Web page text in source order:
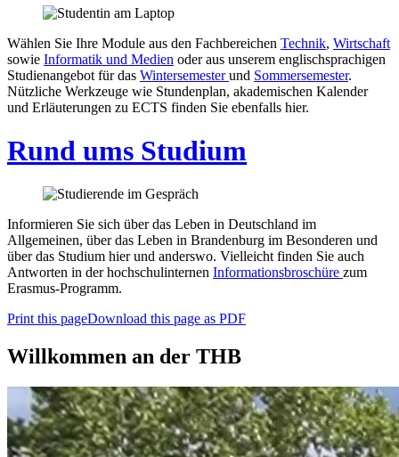
Wählen Sie Ihre Module aus den Fachbereichen Technik, Wirtschaft
sowie Informatik und Medien oder aus unserem englischsprachigen
Studienangebot für das Wintersemesterund Sommersemester.
Nützliche Werkzeuge wie Stundenplan, akademischen Kalender
und Erläuterungen zu ECTS finden Sie ebenfalls hier.
Rund ums Studium
Informieren Sie sich über das Leben in Deutschland im
Allgemeinen, über das Leben in Brandenburg im Besonderen und
über das Studium hier und anderswo. Vielleicht finden Sie auch
Antworten in der hochschulinternen Informationsbroschüre zum
Erasmus-Programm.
Print this pageDownload this page as PDF
Willkommen an der THB